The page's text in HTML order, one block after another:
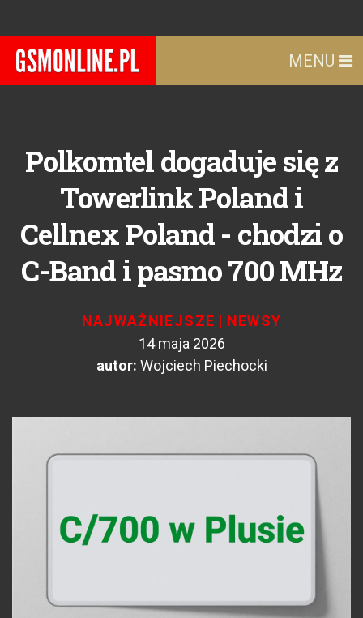
MENU
Polkomtel dogaduje się z
Towerlink Poland i
Cellnex Poland - chodzi o
C-Band i pasmo 700 MHz
NAJWAŻNIEJSZE | NEWSY
14 maja 2026
autor: Wojciech Piechocki